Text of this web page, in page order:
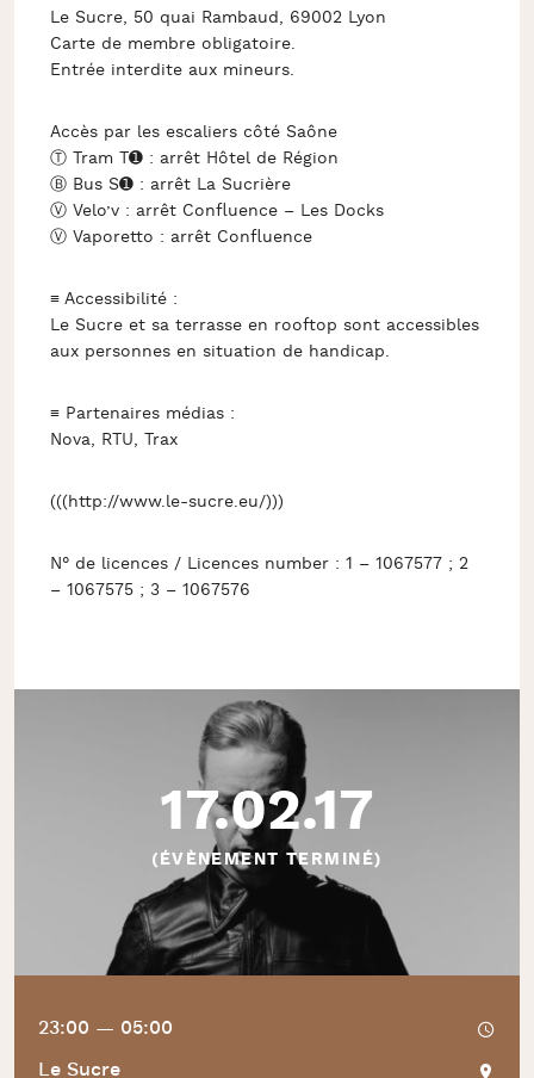
Le Sucre, 50 quai Rambaud, 69002 Lyon
Carte de membre obligatoire.
Entrée interdite aux mineurs.
Accès par les escaliers côté Saône
Ⓣ Tram T➊ : arrêt Hôtel de Région
Ⓑ Bus S➊ : arrêt La Sucrière
Ⓥ Velo’v : arrêt Confluence – Les Docks
Ⓥ Vaporetto : arrêt Confluence
≡ Accessibilité :
Le Sucre et sa terrasse en rooftop sont accessibles
aux personnes en situation de handicap.
≡ Partenaires médias :
Nova, RTU, Trax
(((http://www.le-sucre.eu/)))
N° de licences / Licences number : 1 – 1067577 ; 2
– 1067575 ; 3 – 1067576
17.02.17
(ÉVÈNEMENT TERMINÉ)
23:00 — 05:00
Le Sucre